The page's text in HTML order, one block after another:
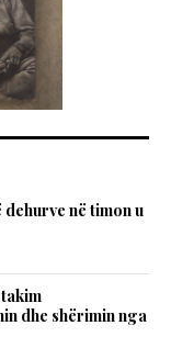
në timon u
dhe shërimin nga